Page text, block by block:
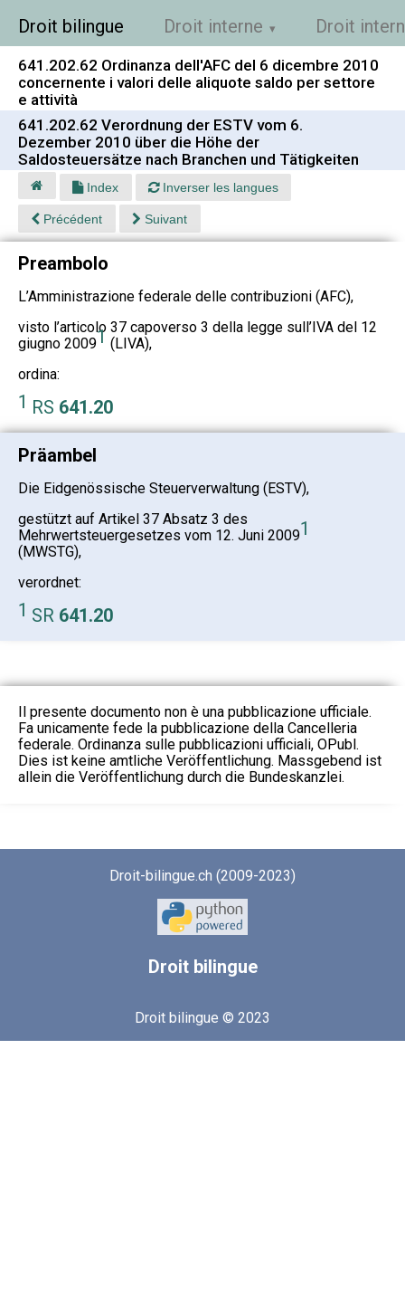
Droit bilingue Droit interne Droit
641.202.62 Ordinanza dell'AFC del 6 dicembre 2010
concernente i valori delle aliquote saldo per settore
e attività
641.202.62 Verordnung der ESTV vom 6.
Dezember 2010 über die Höhe der
Saldosteuersätze nach Branchen und Tätigkeiten
Index Inverser les langues
Précédent Suivant
Preambolo
L’Amministrazione federale delle contribuzioni (AFC),
visto l’articolo 37 capoverso 3 della legge sull’IVA del 12
giugno 20091 (LIVA),
ordina:
1 RS 641.20
Präambel
Die Eidgenössische Steuerverwaltung (ESTV),
gestützt auf Artikel 37 Absatz 3 des
Mehrwertsteuergesetzes vom 12. Juni 20091
(MWSTG),
verordnet:
1 SR 641.20
Il presente documento non è una pubblicazione ufficiale.
Fa unicamente fede la pubblicazione della Cancelleria
federale. Ordinanza sulle pubblicazioni ufficiali, OPubl.
Dies ist keine amtliche Veröffentlichung. Massgebend ist
allein die Veröffentlichung durch die Bundeskanzlei.
Droit-bilingue.ch (2009-2023)
Droitbilingue
Droit bilingue © 2023